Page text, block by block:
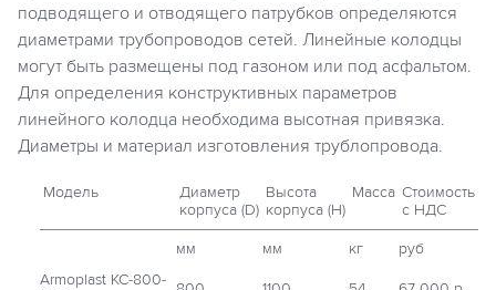
подводящего и отводящего патрубков определяются
диаметрами трубопроводов сетей. Линейные колодцы
могут быть размещены под газоном или под асфальтом.
Для определения конструктивных параметров
линейного колодца необходима высотная привязка.
Диаметры и материал изготовления трублопровода.
Модель
Диаметр
корпуса (D)
Высота
корпуса (H)
Масса Стоимость
с НДС
мм мм кг
руб
Armoplast КС-800-